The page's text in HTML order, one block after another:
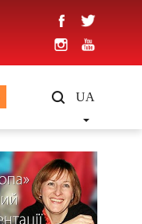
UA